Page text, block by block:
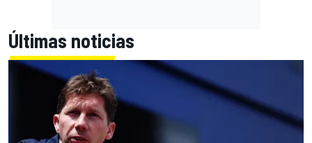
Últimas noticias